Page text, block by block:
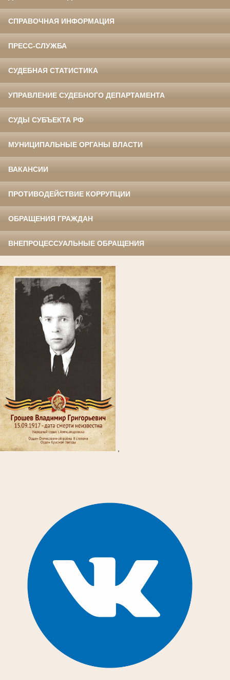
СПРАВОЧНАЯ ИНФОРМАЦИЯ
ПРЕСС-СЛУЖБА
СУДЕБНАЯ СТАТИСТИКА
УПРАВЛЕНИЕ СУДЕБНОГО ДЕПАРТАМЕНТА
СУДЫ СУБЪЕКТА РФ
МУНИЦИПАЛЬНЫЕ ОРГАНЫ ВЛАСТИ
ВАКАНСИИ
ПРОТИВОДЕЙСТВИЕ КОРРУПЦИИ
ОБРАЩЕНИЯ ГРАЖДАН
ВНЕПРОЦЕССУАЛЬНЫЕ ОБРАЩЕНИЯ